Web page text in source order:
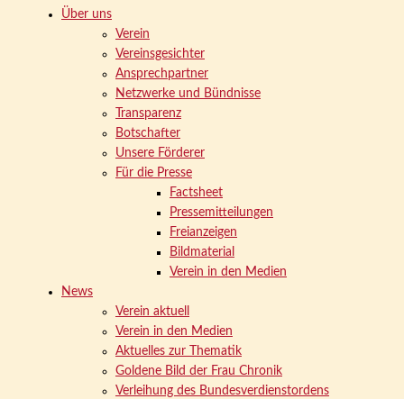
Über uns
Verein
Vereinsgesichter
Ansprechpartner
Netzwerke und Bündnisse
Transparenz
Botschafter
Unsere Förderer
Für die Presse
Factsheet
Pressemitteilungen
Freianzeigen
Bildmaterial
Verein in den Medien
News
Verein aktuell
Verein in den Medien
Aktuelles zur Thematik
Goldene Bild der Frau Chronik
Verleihung des Bundesverdienstordens